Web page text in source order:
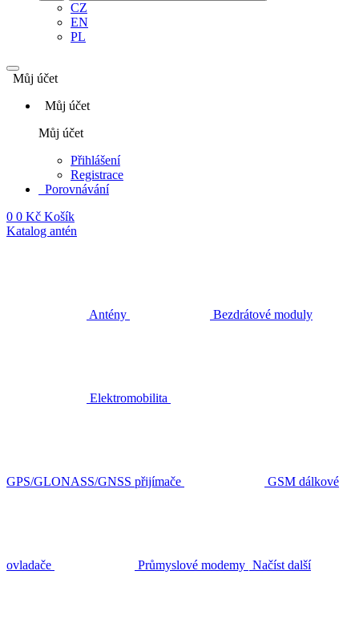
CZ
EN
PL
Můj účet
Můj účet
Můj účet
Přihlášení
Registrace
Porovnávání
0 0 Kč Košík
Katalog antén
Antény Bezdrátové moduly
Elektromobilita
GPS/GLONASS/GNSS přijímače GSM dálkové
ovladače Průmyslové modemy Načíst další